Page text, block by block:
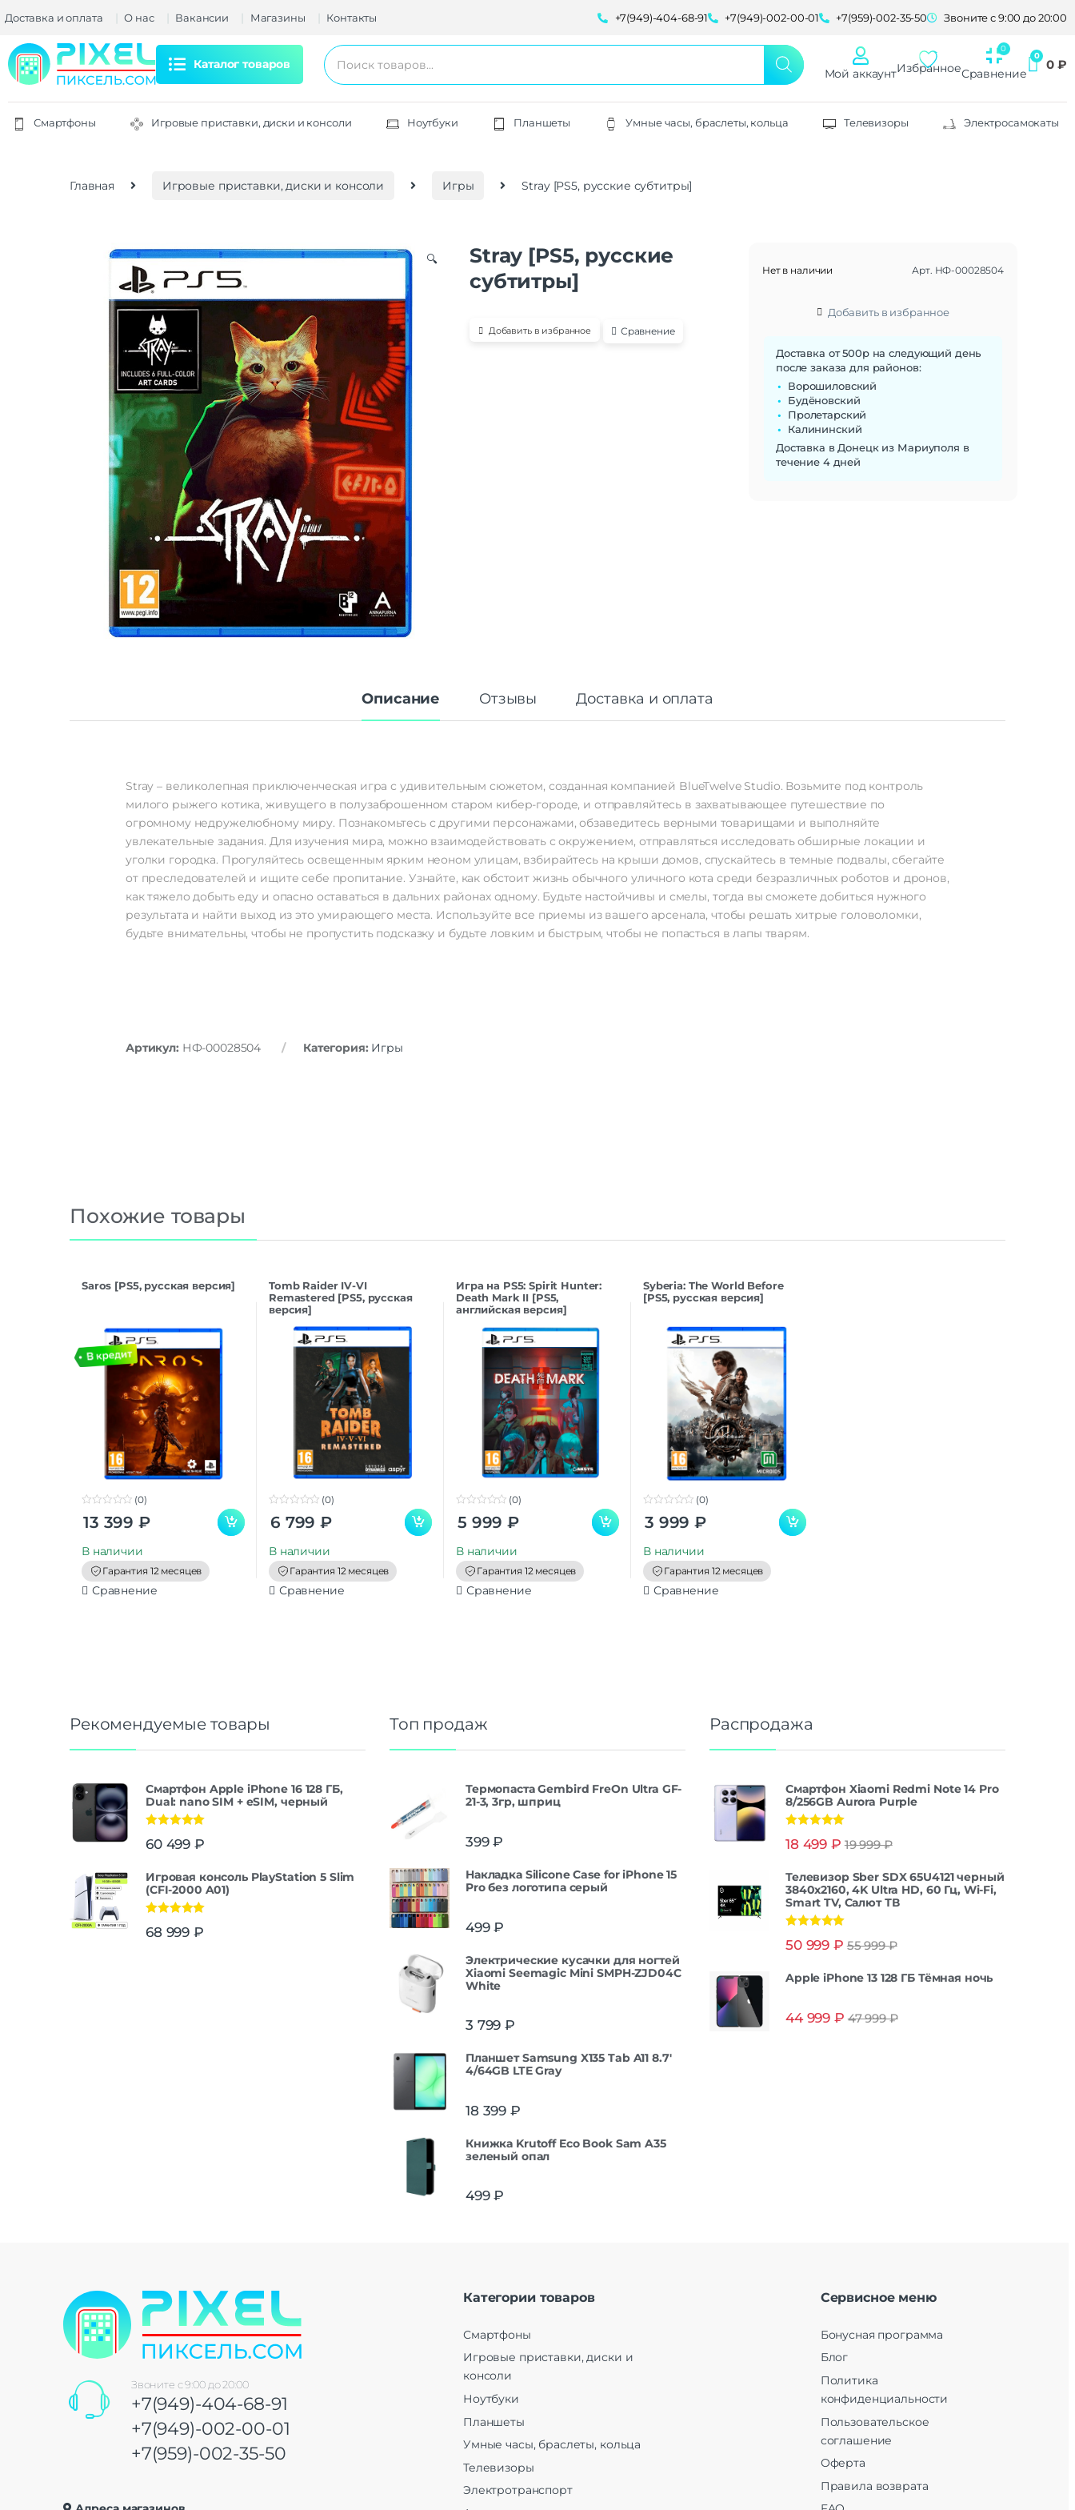
Доставка и оплата О нас Вакансии Магазины Контакты +7(949)-404-68-91 +7(949)-002-00-01 +7(959)-002-35-50 Звоните с 9:00 до 20:00
Каталог товаров
Мой аккаунтИзбранноеСравнение
0 ₽
Смартфоны Игровые приставки, диски и консоли Ноутбуки Планшеты Умные часы, браслеты, кольца Телевизоры Электросамокаты
Главная Игровые приставки, диски и консоли Игры Stray [PS5, русские субтитры]
🔍
Stray [PS5, русские
субтитры]
Добавить в избранное Сравнение
Нет в наличии Арт. НФ-00028504
Добавить в избранное
Доставка от 500р на следующий день
после заказа для районов:
Ворошиловский
Будёновский
Пролетарский
Калининский
Доставка в Донецк из Мариуполя в
течение 4 дней
Описание Отзывы Доставка и оплата
Stray – великолепная приключенческая игра с удивительным сюжетом, созданная компанией BlueTwelve Studio. Возьмите под контроль
милого рыжего котика, живущего в полузаброшенном старом кибер-городе, и отправляйтесь в захватывающее путешествие по
огромному недружелюбному миру. Познакомьтесь с другими персонажами, обзаведитесь верными товарищами и выполняйте
увлекательные задания. Для изучения мира, можно взаимодействовать с окружением, отправляться исследовать обширные локации и
уголки городка. Прогуляйтесь освещенным ярким неоном улицам, взбирайтесь на крыши домов, спускайтесь в темные подвалы, сбегайте
от преследователей и ищите себе пропитание. Узнайте, как обстоит жизнь обычного уличного кота среди безразличных роботов и дронов,
как тяжело добыть еду и опасно оставаться в дальних районах одному. Будьте настойчивы и смелы, тогда вы сможете добиться нужного
результата и найти выход из это умирающего места. Используйте все приемы из вашего арсенала, чтобы решать хитрые головоломки,
будьте внимательны, чтобы не пропустить подсказку и будьте ловким и быстрым, чтобы не попасться в лапы тварям.
Артикул: НФ-00028504 Категория: Игры
Похожие товары
Saros [PS5, русская версия]
o
(0)
13 399 ₽
В наличии
Гарантия 12 месяцев
Сравнение
Tomb Raider IV-VI
Remastered [PS5, русская
версия]
o
o
(0)
6 799 ₽
В наличии
Гарантия 12 месяцев
Сравнение
Игра на PS5: Spirit Hunter:
Death Mark II [PS5,
английская версия]
o
o
(0)
5 999 ₽
В наличии
Гарантия 12 месяцев
Сравнение
Syberia: The World Before
[PS5, русская версия]
o
o
(0)
3 999 ₽
В наличии
Гарантия 12 месяцев
Сравнение
Рекомендуемые товары
Смартфон Apple iPhone 16 128 ГБ,
Dual: nano SIM + eSIM, черный
из 5
60 499 ₽
Игровая консоль PlayStation 5 Slim
(CFI-2000 A01)
из 5
68 999 ₽
Топ продаж
Термопаста Gembird FreOn Ultra GF-
21-3, 3гр, шприц
399₽
Накладка Silicone Case for iPhone 15
Pro без логотипа серый
499₽
Электрические кусачки для ногтей
Xiaomi Seemagic Mini SMPH-ZJD04C
White
3 799 ₽
Планшет Samsung X135 Tab A11 8.7'
4/64GB LTE Gray
18 399 ₽
Книжка Krutoff Eco Book Sam A35
зеленый опал
499₽
Распродажа
Смартфон Xiaomi Redmi Note 14 Pro
8/256GB Aurora Purple
из 5
18 499 ₽ 19 999₽
Телевизор Sber SDX 65U4121 черный
3840x2160, 4K Ultra HD, 60 Гц, Wi-Fi,
Smart TV, Салют ТВ
из 5
50 999 ₽ 55 999₽
Apple iPhone 13 128 ГБ Тёмная ночь
44 999 ₽ 47 999₽
Звоните с 9:00 до 20:00
+7(949)-404-68-91
+7(949)-002-00-01
+7(959)-002-35-50
Категории товаров
Смартфоны
Игровые приставки, диски и
консоли
Ноутбуки
Планшеты
Умные часы, браслеты, кольца
Телевизоры
Электротранспорт
Сервисное меню
Бонусная программа
Блог
Политика
конфиденциальности
Пользовательское
соглашение
Оферта
Правила возврата